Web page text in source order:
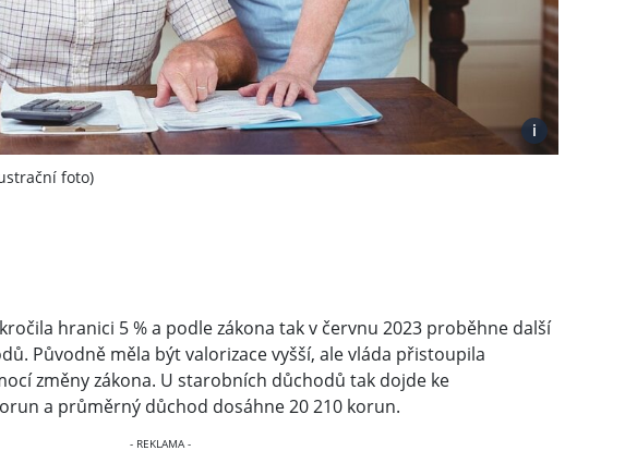
i
foto)
hranici 5 % a podle zákona tak v červnu 2023 proběhne další
Původně měla být valorizace vyšší, ale vláda přistoupila
změny zákona. U starobních důchodů tak dojde ke
a průměrný důchod dosáhne 20 210 korun.